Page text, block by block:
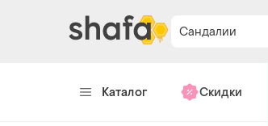
Сандалии
Каталог Скидки